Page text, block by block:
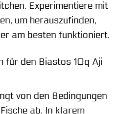
Experimentiere mit
um herauszufinden,
am besten funktioniert.
für den Biastos 10g Aji
von den Bedingungen
ab. In klarem